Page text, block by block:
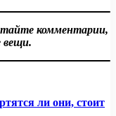
комментарии,
вещи.
ли они, стоит